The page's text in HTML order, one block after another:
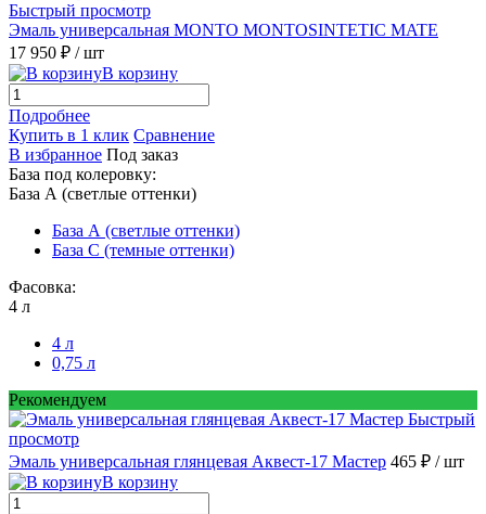
Быстрый просмотр
Эмаль универсальная MONTO MONTOSINTETIC MATE
17 950 ₽ / шт
В корзину
Подробнее
Купить в 1 клик Сравнение
В избранное Под заказ
База под колеровку:
База А (светлые оттенки)
База А (светлые оттенки)
База С (темные оттенки)
Фасовка:
4 л
4 л
0,75 л
Рекомендуем
Быстрый
просмотр
Эмаль универсальная глянцевая Аквест-17 Мастер 465 ₽ / шт
В корзину